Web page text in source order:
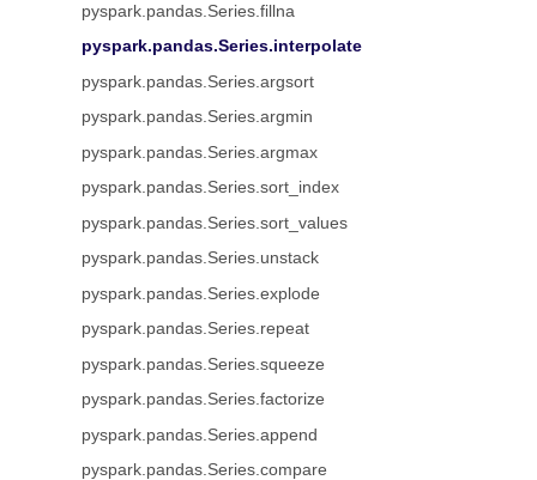
pyspark.pandas.Series.fillna
pyspark.pandas.Series.interpolate
pyspark.pandas.Series.argsort
pyspark.pandas.Series.argmin
pyspark.pandas.Series.argmax
pyspark.pandas.Series.sort_index
pyspark.pandas.Series.sort_values
pyspark.pandas.Series.unstack
pyspark.pandas.Series.explode
pyspark.pandas.Series.repeat
pyspark.pandas.Series.squeeze
pyspark.pandas.Series.factorize
pyspark.pandas.Series.append
pyspark.pandas.Series.compare